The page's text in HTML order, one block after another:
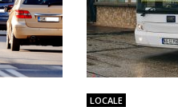
LOCALE